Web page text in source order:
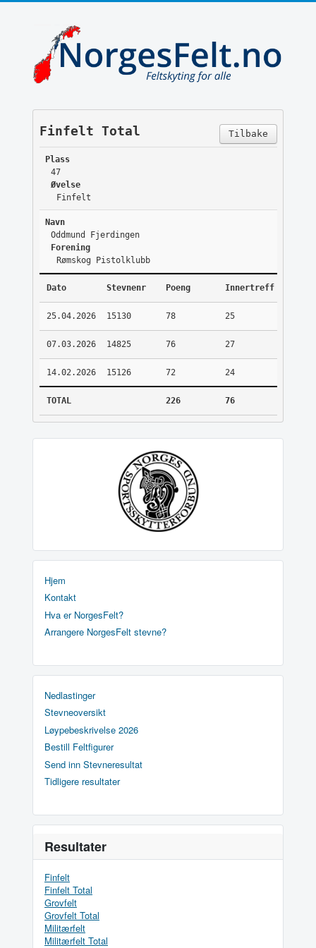
Tilbake
Finfelt Total
Plass
47
Øvelse
Finfelt
Navn
Oddmund Fjerdingen
Forening
Rømskog Pistolklubb
Dato Stevnenr Poeng Innertreff
25.04.2026 15130 78 25
07.03.2026 14825 76 27
14.02.2026 15126 72 24
TOTAL 226 76
Hjem
Kontakt
Hva er NorgesFelt?
Arrangere NorgesFelt stevne?
Nedlastinger
Stevneoversikt
Løypebeskrivelse 2026
Bestill Feltfigurer
Send inn Stevneresultat
Tidligere resultater
Resultater
Finfelt
Finfelt Total
Grovfelt
Grovfelt Total
Militærfelt
Militærfelt Total